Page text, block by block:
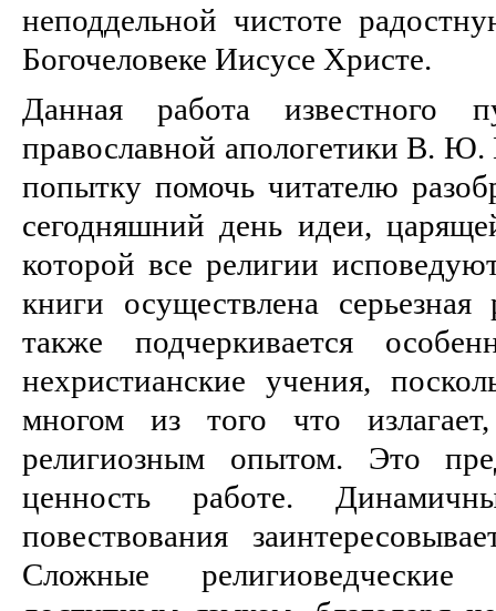
неподдельной чистоте
Богочеловеке Иисусе Христе.
Данная работа известного
православной апологетики В. Ю.
попытку помочь читателю
сегодняшний день идеи,
которой все религии
книги осуществлена
также подчеркивается
нехристианские учения,
многом из того что
религиозным опытом. Это
ценность работе.
повествования
Сложные религиоведческие